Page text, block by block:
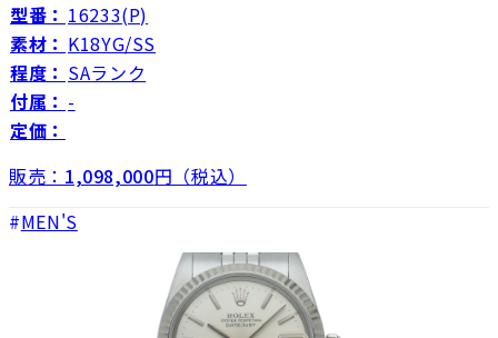
型番： 16233(P)
素材： K18YG/SS
程度： SAランク
付属： -
定価：
販売： 1,098,000円（税込）
MEN'S